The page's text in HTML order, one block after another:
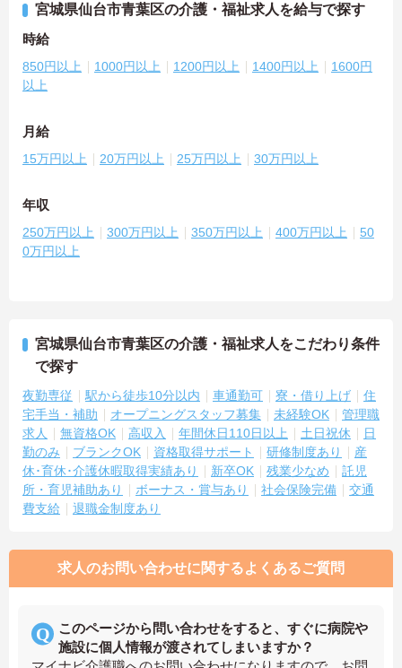
宮城県仙台市青葉区の介護・福祉求人を給与で探す
時給
850円以上 1000円以上 1200円以上 1400円以上
1600円
以上
月給
15万円以上 20万円以上 25万円以上 30万円以上
年収
250万円以上 300万円以上 350万円以上 400万円以上
50
0万円以上
宮城県仙台市青葉区の介護・福祉求人をこだわり条件
で探す
夜勤専従 駅から徒歩10分以内 車通勤可 寮・借り上げ
住
宅手当・補助
オープニングスタッフ募集 未経験OK
管理職
求人
無資格OK 高収入 年間休日110日以上 土日祝休
日
勤のみ
ブランクOK 資格取得サポート 研修制度あり
産
休･育休･介護休暇取得実績あり
新卒OK 残業少なめ
託児
所・育児補助あり
ボーナス・賞与あり 社会保険完備
交通
費支給
退職金制度あり
求人のお問い合わせに関するよくあるご質問
このページから問い合わせをすると、すぐに病院や
施設に個人情報が渡されてしまいますか？